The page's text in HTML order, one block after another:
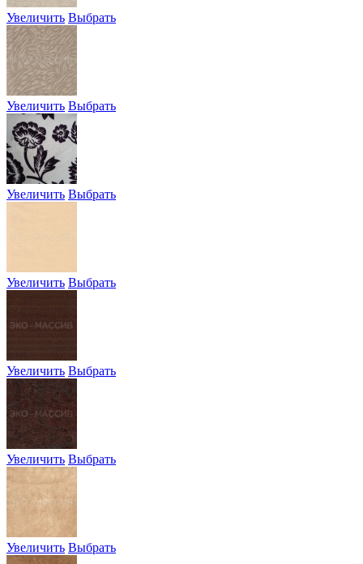
Увеличить Выбрать
Увеличить Выбрать
Увеличить Выбрать
Увеличить Выбрать
Увеличить Выбрать
Увеличить Выбрать
Увеличить Выбрать